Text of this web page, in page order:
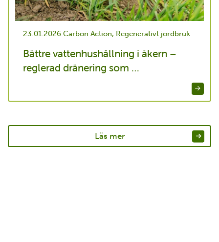
23.01.2026 Carbon Action, Regenerativt jordbruk
Bättre vattenhushållning i åkern –
reglerad dränering som …
Läs mer